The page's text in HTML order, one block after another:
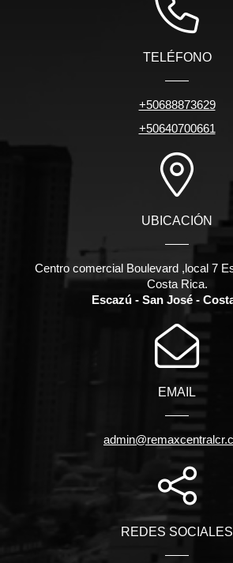
TELÉFONO
+50688873629
+50640700661
UBICACIÓN
Centro comercial Boulevard ,local 7
Costa Rica.
Escazú - San José -
EMAIL
REDES SOCIALES